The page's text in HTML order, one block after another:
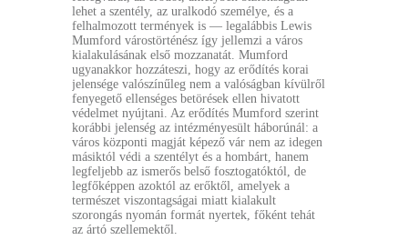
lehet a szentély, az uralkodó személye, és a
felhalmozott termények is — legalábbis Lewis
Mumford várostörténész így jellemzi a város
kialakulásának első mozzanatát. Mumford
ugyanakkor hozzáteszi, hogy az erődítés korai
jelensége valószínűleg nem a valóságban kívülről
fenyegető ellenséges betörések ellen hivatott
védelmet nyújtani. Az erődítés Mumford szerint
korábbi jelenség az intézményesült háborúnál: a
város központi magját képező vár nem az idegen
másiktól védi a szentélyt és a hombárt, hanem
legfeljebb az ismerős belső fosztogatóktól, de
legfőképpen azoktól az erőktől, amelyek a
természet viszontagságai miatt kialakult
szorongás nyomán formát nyertek, főként tehát
az ártó szellemektől.